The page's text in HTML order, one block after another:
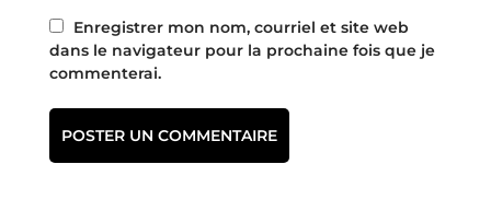
Enregistrer mon nom, courriel et site web
dans le navigateur pour la prochaine fois que je
commenterai.